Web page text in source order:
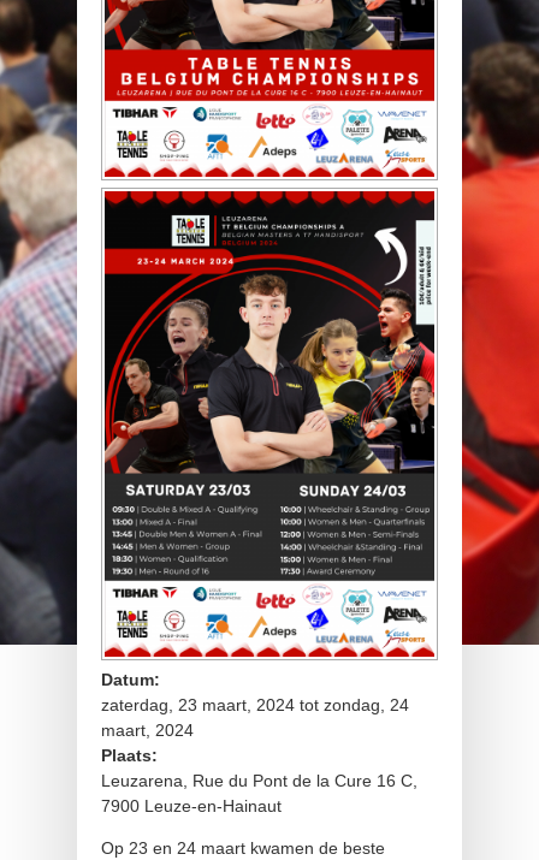
Datum:
zaterdag, 23 maart, 2024 tot zondag, 24
maart, 2024
Plaats:
Leuzarena, Rue du Pont de la Cure 16 C,
7900 Leuze-en-Hainaut
Op 23 en 24 maart kwamen de beste